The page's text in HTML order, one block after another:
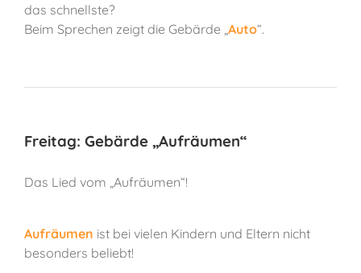
das schnellste?
Beim Sprechen zeigt die Gebärde „ Auto“.
Freitag: Gebärde „Aufräumen“
Das Lied vom „Aufräumen“!
Aufräumen ist bei vielen Kindern und Eltern nicht
besonders beliebt!